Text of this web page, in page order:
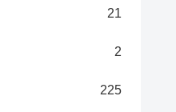
21
2
225